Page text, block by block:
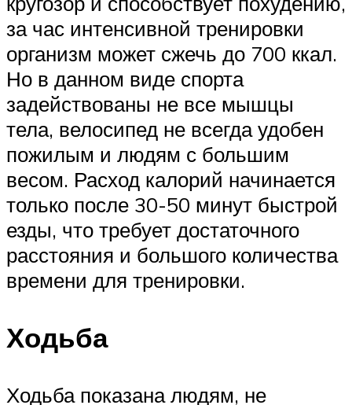
за час интенсивной тренировки
организм может сжечь до 700 ккал.
Но в данном виде спорта
задействованы не все мышцы
тела, велосипед не всегда удобен
пожилым и людям с большим
весом. Расход калорий начинается
только после 30-50 минут быстрой
езды, что требует достаточного
расстояния и большого количества
времени для тренировки.
Ходьба
Ходьба показана людям, не